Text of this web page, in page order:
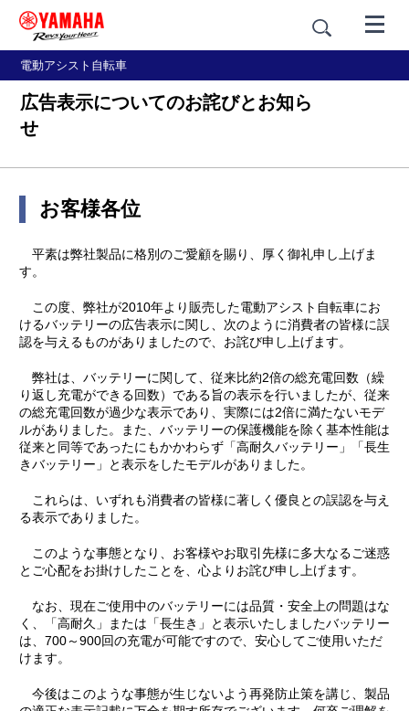
電動アシスト自転車
広告表示についてのお詫びとお知ら
せ
お客様各位
平素は弊社製品に格別のご愛顧を賜り、厚く御礼申し上げま
す。
この度、弊社が2010年より販売した電動アシスト自転車にお
けるバッテリーの広告表示に関し、次のように消費者の皆様に誤
認を与えるものがありましたので、お詫び申し上げます。
弊社は、バッテリーに関して、従来比約2倍の総充電回数（繰
り返し充電ができる回数）である旨の表示を行いましたが、従来
の総充電回数が過少な表示であり、実際には2倍に満たないモデ
ルがありました。また、バッテリーの保護機能を除く基本性能は
従来と同等であったにもかかわらず「高耐久バッテリー」「長生
きバッテリー」と表示をしたモデルがありました。
これらは、いずれも消費者の皆様に著しく優良との誤認を与え
る表示でありました。
このような事態となり、お客様やお取引先様に多大なるご迷惑
とご心配をお掛けしたことを、心よりお詫び申し上げます。
なお、現在ご使用中のバッテリーには品質・安全上の問題はな
く、「高耐久」または「長生き」と表示いたしましたバッテリー
は、700～900回の充電が可能ですので、安心してご使用いただ
けます。
今後はこのような事態が生じないよう再発防止策を講じ、製品